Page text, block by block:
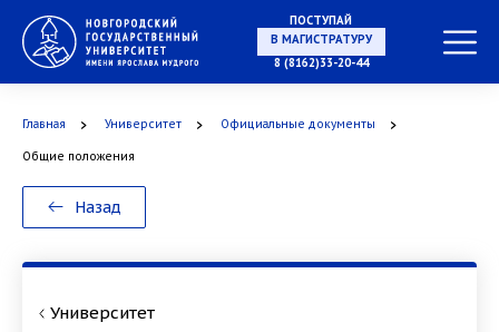
ПОСТУПАЙ
В МАГИСТРАТУРУ
8 (8162)33-20-44
Главная Университет Официальные документы
Общие положения
Назад
Университет